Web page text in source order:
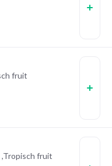
fruit
fruit